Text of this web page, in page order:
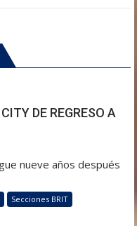
DE REGRESO A
nueve años después
Secciones BRIT